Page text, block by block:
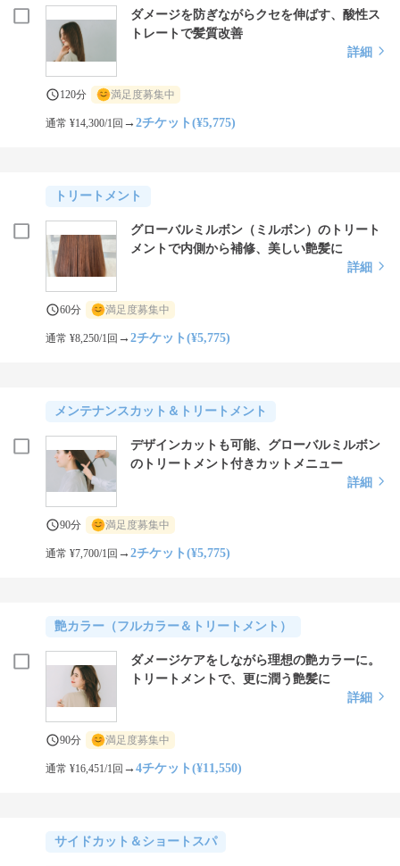
ダメージを防ぎながらクセを伸ばす、酸性ス
トレートで髪質改善
詳細
120分 満足度募集中
通常 ¥14,300/1回 →2チケット(¥5,775)
トリートメント
グローバルミルボン（ミルボン）のトリート
メントで内側から補修、美しい艶髪に
詳細
60分 満足度募集中
通常 ¥8,250/1回 →2チケット(¥5,775)
メンテナンスカット＆トリートメント
デザインカットも可能、グローバルミルボン
のトリートメント付きカットメニュー
詳細
90分 満足度募集中
通常 ¥7,700/1回 →2チケット(¥5,775)
艶カラー（フルカラー＆トリートメント）
ダメージケアをしながら理想の艶カラーに。
トリートメントで、更に潤う艶髪に
詳細
90分 満足度募集中
通常 ¥16,451/1回 →4チケット(¥11,550)
サイドカット＆ショートスパ